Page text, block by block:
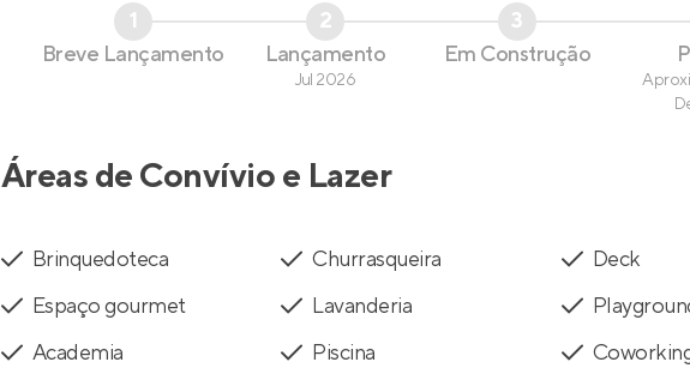
1
Breve Lançamento
2
Lançamento
Jul 2026
3
Em Construção
Áreas de Convívio e Lazer
Brinquedoteca Churrasqueira
Deck
Espaço gourmet
Lavanderia
Academia
Piscina